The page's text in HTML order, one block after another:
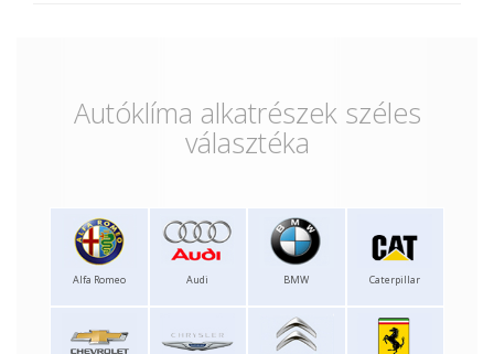
Autóklíma alkatrészek széles
választéka
Alfa Romeo Audi BMW Caterpillar